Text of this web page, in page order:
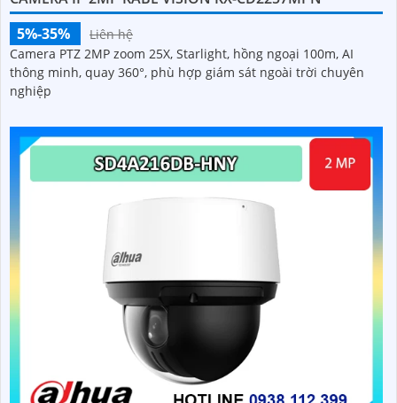
5%-35%
Liên hệ
Camera PTZ 2MP zoom 25X, Starlight, hồng ngoại 100m, AI
thông minh, quay 360°, phù hợp giám sát ngoài trời chuyên
nghiệp